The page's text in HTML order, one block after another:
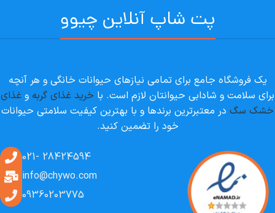
پت شاپ آنلاین چیوو
یک فروشگاه جامع برای تمامی نیازهای حیوانات خانگی و هر آنچه
برای سلامت و شادابی حیوانتان لازم است. با خرید غذای گربه و غذای
خشک سگ در معتبرترین برندها و با بهترین کیفیت سلامتی حیوانات
خود را تضمین کنید.
28424594 -021
info@chywo.com
09360203775